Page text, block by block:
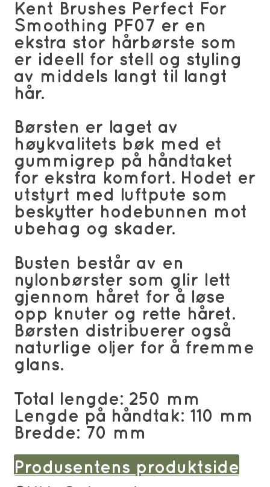
Kent Brushes Perfect For
Smoothing PF07 er en
ekstra stor hårbørste som
er ideell for stell og styling
av middels langt til langt
hår.
Børsten er laget av
høykvalitets bøk med et
gummigrep på håndtaket
for ekstra komfort. Hodet er
utstyrt med luftpute som
beskytter hodebunnen mot
ubehag og skader.
Busten består av en
nylonbørster som glir lett
gjennom håret for å løse
opp knuter og rette håret.
Børsten distribuerer også
naturlige oljer for å fremme
glans.
Total lengde: 250 mm
Lengde på håndtak: 110 mm
Bredde: 70 mm
Produsentens produktside